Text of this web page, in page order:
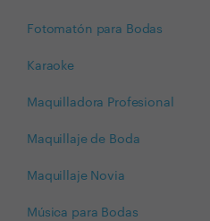
Fotomatón para Bodas
Karaoke
Maquilladora Profesional
Maquillaje de Boda
Maquillaje Novia
Música para Bodas